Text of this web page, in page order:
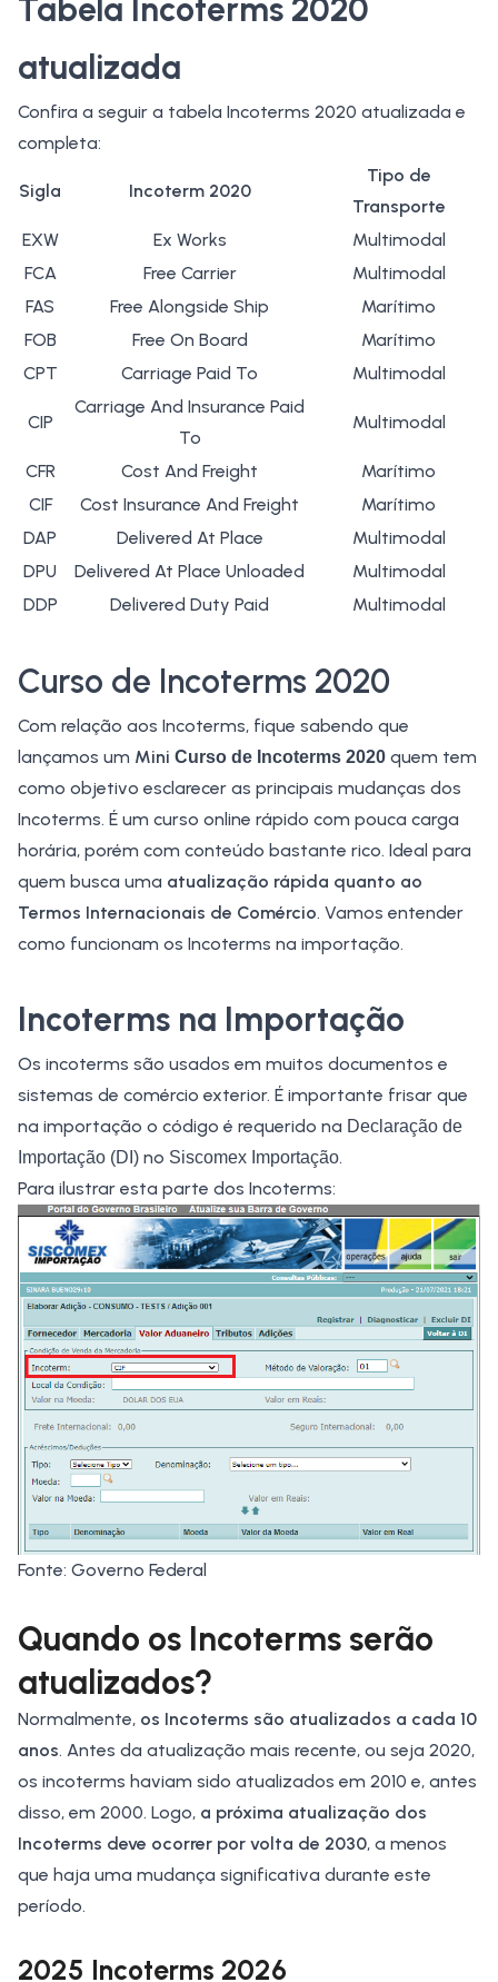
Tabela Incoterms 2020
atualizada
Confira a seguir a tabela Incoterms 2020 atualizada e
completa:
Sigla Incoterm 2020
Tipo de
Transporte
EXW
Ex Works
Multimodal
FCA
Free Carrier
Multimodal
FAS
Free Alongside Ship
Marítimo
FOB
Free On Board
Marítimo
CPT
Carriage Paid To Multimodal
CIP
Carriage And Insurance Paid
To
Multimodal
CFR Cost And Freight
Marítimo
CIF
Cost Insurance And Freight
Marítimo
DAP
Delivered At Place
Multimodal
DPU
Delivered At Place Unloaded
Multimodal
DDP
Delivered Duty Paid Multimodal
Curso de Incoterms 2020
Com relação aos Incoterms, fique sabendo que
lançamos um Mini Curso de Incoterms 2020 quem tem
como objetivo esclarecer as principais mudanças dos
Incoterms. É um curso online rápido com pouca carga
horária, porém com conteúdo bastante rico. Ideal para
quem busca uma atualização rápida quanto ao
Termos Internacionais de Comércio. Vamos entender
como funcionam os Incoterms na importação.
Incoterms na Importação
Os incoterms são usados em muitos documentos e
sistemas de comércio exterior. É importante frisar que
na importação o código é requerido na Declaração de
Importação (DI) no Siscomex Importação.
Para ilustrar esta parte dos Incoterms:
Fonte: Governo Federal
Quando os Incoterms serão
atualizados?
Normalmente, os Incoterms são atualizados a cada 10
anos. Antes da atualização mais recente, ou seja 2020,
os incoterms haviam sido atualizados em 2010 e, antes
disso, em 2000. Logo, a próxima atualização dos
Incoterms deve ocorrer por volta de 2030, a menos
que haja uma mudança significativa durante este
período.
2025 Incoterms 2026